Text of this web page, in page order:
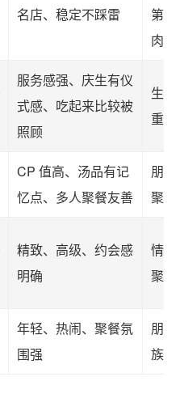
名店、稳定不踩雷
第
肉
服务感强、庆生有仪
式感、吃起来比较被
照顾
生
重
CP 值高、汤品有记
忆点、多人聚餐友善
朋
聚
精致、高级、约会感
明确
情
聚
年轻、热闹、聚餐氛
围强
朋
族